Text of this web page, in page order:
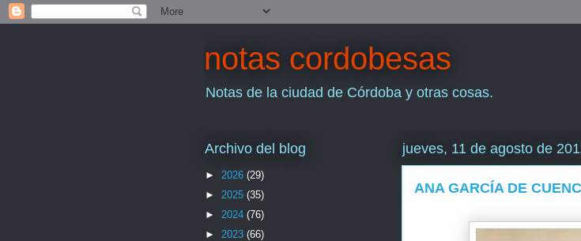
notas cordobesas
Notas de la ciudad de Córdoba y otras cosas.
jueves, 11 de agosto de
ANA GARCÍA DE
Archivo del blog
► 2026 (29)
► 2025 (35)
► 2024 (76)
► 2023 (66)